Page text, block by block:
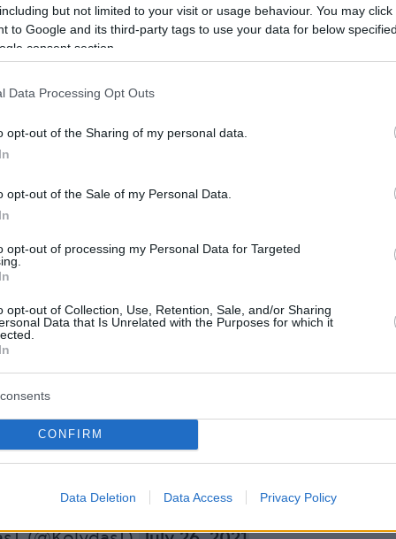
but not limited to your visit or usage behaviour. You may
to Google and its third-party tags to use your data for below
consent section.
Data Processing Opt Outs
opt-out of the Sharing of my personal data.
opt-out of the Sale of my Personal Data.
opt-out of processing my Personal Data for Targeted
opt-out of Collection, Use, Retention, Sale, and/or Sharing
Data that Is Unrelated with the Purposes for which it
CONFIRM
Data Deletion Data Access Privacy Policy
πρώτες εκτιμήσεις από την Πέμπτη και
7-2021) μέχρι και την Τρίτη (3-8-2021) η
θα κυμανθεί σε ιδιαίτερα υψηλά επίπεδα και
τιμές της, στο εσωτερικό της ηπειρωτικής
περί τους 43 βαθμούς Κελσίου, ενώ
οι θερμοκρασίες και κατά τη
νύχτας, με τις ελάχιστες τιμές πάνω από
Κελσίου.
ΔΕΛΤΙΟ ΕΠΙΚΙΝΔΥΝΩΝ ΚΑΙΡΙΚΩΝ ΦΑΙΝΟΜΕΝΩΝ
https://t.co/3Bt7P6IJXp
του εκτάκτου από την
t.co/6sWYtC6xyy@EMY_HNMS
Y91jaifUjV